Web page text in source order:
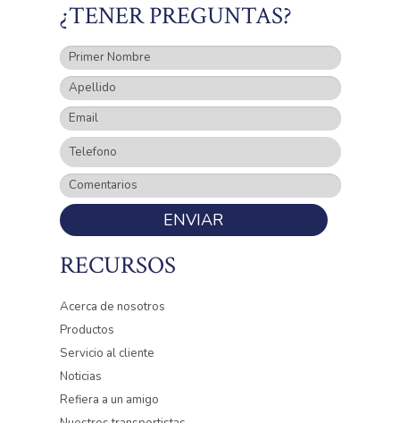
¿TENER PREGUNTAS?
ENVIAR
RECURSOS
Acerca de nosotros
Productos
Servicio al cliente
Noticias
Refiera a un amigo